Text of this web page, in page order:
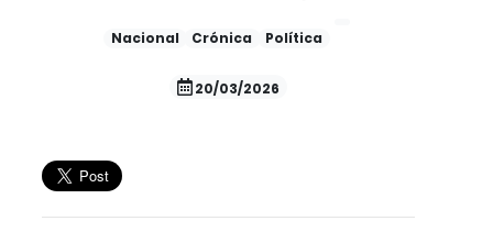
Nacional Crónica Política
20/03/2026